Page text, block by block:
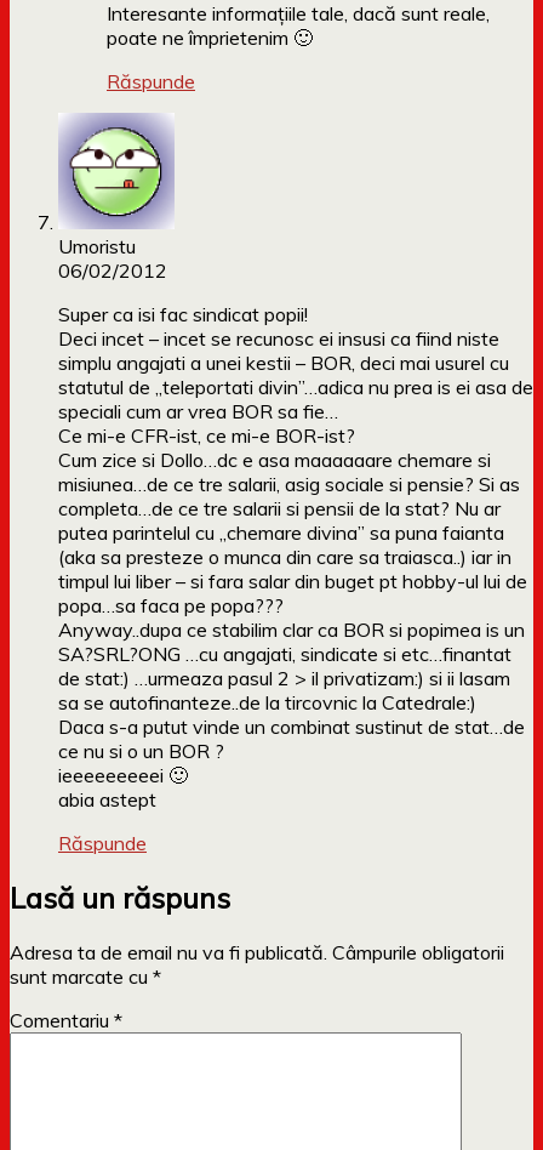
Interesante informațiile tale, dacă sunt reale,
poate ne împrietenim 🙂
Răspunde
Umoristu
06/02/2012
Super ca isi fac sindicat popii!
Deci incet – incet se recunosc ei insusi ca fiind niste
simplu angajati a unei kestii – BOR, deci mai usurel cu
statutul de „teleportati divin”…adica nu prea is ei asa de
speciali cum ar vrea BOR sa fie…
Ce mi-e CFR-ist, ce mi-e BOR-ist?
Cum zice si Dollo…dc e asa maaaaaare chemare si
misiunea…de ce tre salarii, asig sociale si pensie? Si as
completa…de ce tre salarii si pensii de la stat? Nu ar
putea parintelul cu „chemare divina” sa puna faianta
(aka sa presteze o munca din care sa traiasca..) iar in
timpul lui liber – si fara salar din buget pt hobby-ul lui de
popa…sa faca pe popa???
Anyway..dupa ce stabilim clar ca BOR si popimea is un
SA?SRL?ONG …cu angajati, sindicate si etc…finantat
de stat:) …urmeaza pasul 2 > il privatizam:) si ii lasam
sa se autofinanteze..de la tircovnic la Catedrale:)
Daca s-a putut vinde un combinat sustinut de stat…de
ce nu si o un BOR ?
ieeeeeeeeei 🙂
abia astept
Răspunde
Lasă un răspuns
Adresa ta de email nu va fi publicată. Câmpurile obligatorii
sunt marcate cu *
Comentariu *